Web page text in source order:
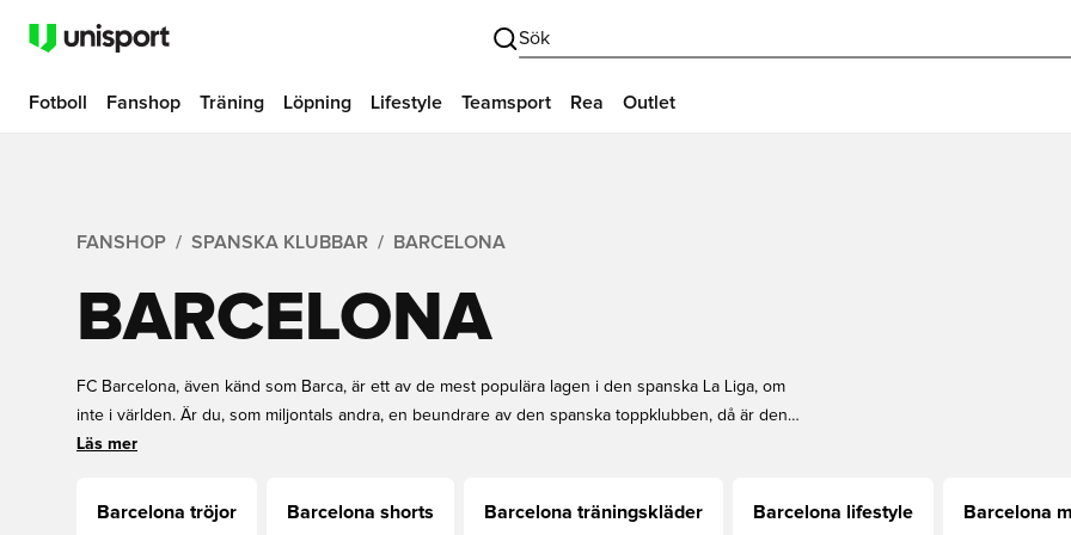
Sök
Fotboll Fanshop Träning Löpning Lifestyle Teamsport Rea Outlet
FANSHOP SPANSKA KLUBBAR BARCELONA
BARCELONA
FC Barcelona, även känd som Barca, är ett av de mest populära lagen i den spanska La Liga, om
inte i världen. Är du, som miljontals andra, en beundrare av den spanska toppklubben, då är den
här sidan allt du letar efter. Vår online FC Barcelona-butik består av några av de bästa, coolaste
och supporterprylar.
Läs mer
Barcelona tröjor Barcelona shorts Barcelona träningskläder Barcelona lifestyle Barcelona